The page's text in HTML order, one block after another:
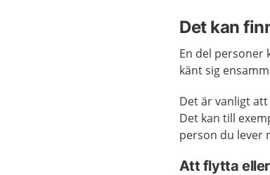
Det kan
En del personer
känt sig
Det är vanligt
Det kan till
person du lever
Att flytta